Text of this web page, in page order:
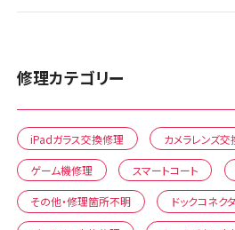
修理カテゴリー
iPadガラス交換修理 カメラレンズ交
ゲーム機修理 スマートコート
その他・修理箇所不明 ドックコネ